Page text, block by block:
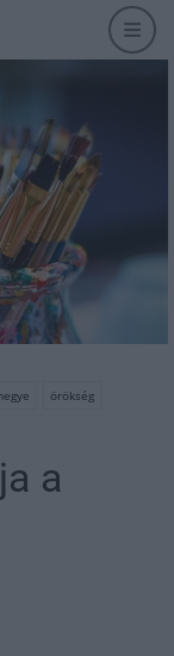
örökség
a